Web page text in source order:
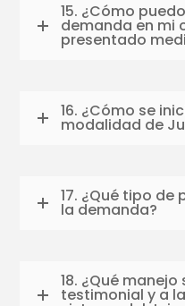
15. ¿Cómo
demanda en mi
presentado
16. ¿Cómo se
modalidad de
17. ¿Qué tipo de
la demanda?
18. ¿Qué
testimonial y a